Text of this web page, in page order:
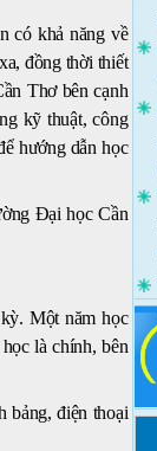
có khả năng về
đồng thời thiết
Thơ bên cạnh
kỹ thuật, công
hướng dẫn học
Đại học Cần
Một năm học
là chính, bên
bảng, điện thoại